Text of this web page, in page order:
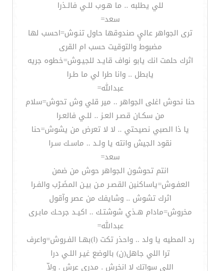
للي يطلبه .. ما هـوب للـي فالـذرا
سعد=
ترى الجواهر عاليٍ صندوقها حاول تنـوش=احسب لها
مضبوط والتوقيت حسب ام القرى
اثرك حلمت انك يابو نواف قايـد للجيـوش=خطوه جريه
يابطل .. وانا طرا لي ما طـرا
عبدالله=
حنا نحوش اغلى الجواهر .. مير قلي وش تحوش=سلام
من سكـان قصـر العـز .. للـي فالعـرا
يا ذا الصبي نصيحتي .. لا لا تعرض من يشوش=حنا
نقود الجيش وانته يا ولـد .. ماسـك سـرا
سعد=
انتم تحوشون الجواهر حوش من ضمن
العفـوش=ياساكنين القصـر مـن بيـن المضَـرْب والفـرا
اثرك تشوش .. وشايفك من عصر وآقول
مخروش=مادام هـذي شوشتـك .. اكيـد جرحـك مابـرى
عبدالله=
رد المطيه يا ولد .. واحذر تكت (ا)بهـا الفـروش=واعرف
ترا اللي جاهل(ن) بالوضع غيـر اللـي درا
اللي سواتك لا انخرش . مدري عرش . ولاّ